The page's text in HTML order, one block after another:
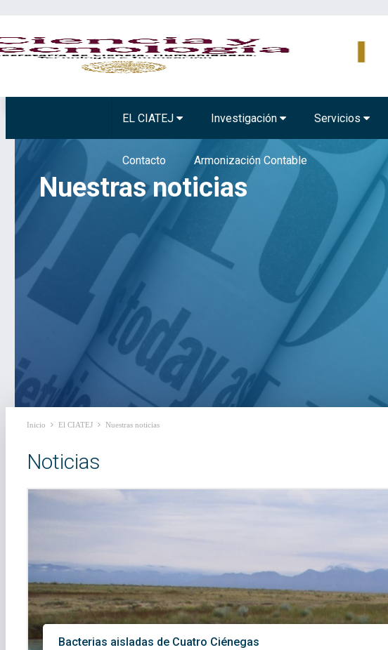
EL CIATEJ Investigación Servicios
Contacto Armonización Contable
Nuestras noticias
Inicio El CIATEJ Nuestras noticias
Noticias
Bacterias aisladas de Cuatro Ciénegas